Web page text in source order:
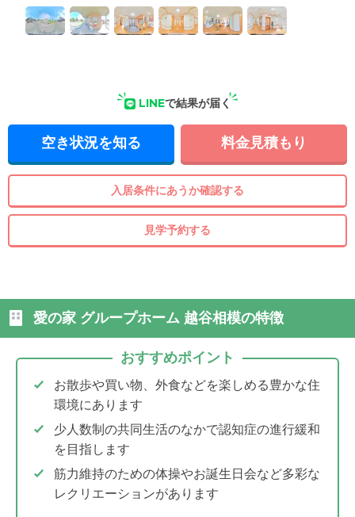
LINEで結果が届く
空き状況を知る 料金見積もり
入居条件にあうか確認する
見学予約する
愛の家 グループホーム 越谷相模の特徴
おすすめポイント
お散歩や買い物、外食などを楽しめる豊かな住
環境にあります
少人数制の共同生活のなかで認知症の進行緩和
を目指します
筋力維持のための体操やお誕生日会など多彩な
レクリエーションがあります